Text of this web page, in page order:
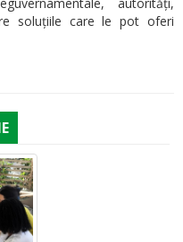
soluțiile care le pot oferi